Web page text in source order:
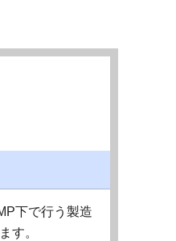
下で行う製造
す。